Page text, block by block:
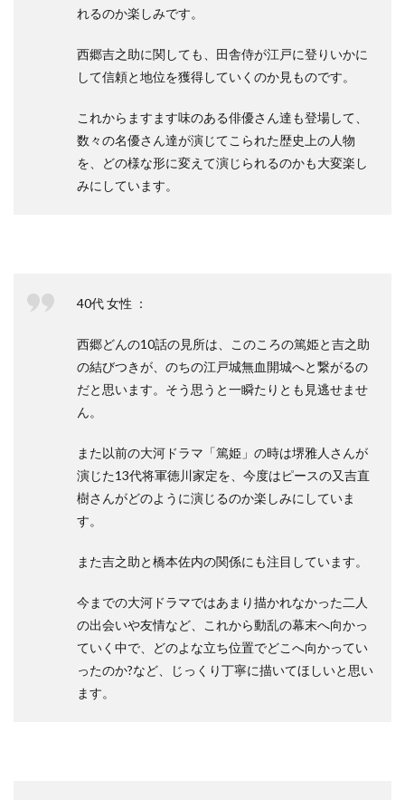
れるのか楽しみです。
西郷吉之助に関しても、田舎侍が江戸に登りいかに
して信頼と地位を獲得していくのか見ものです。
これからますます味のある俳優さん達も登場して、
数々の名優さん達が演じてこられた歴史上の人物
を、どの様な形に変えて演じられるのかも大変楽し
みにしています。
40代 女性 ：
西郷どんの10話の見所は、このころの篤姫と吉之助
の結びつきが、のちの江戸城無血開城へと繋がるの
だと思います。そう思うと一瞬たりとも見逃せませ
ん。
また以前の大河ドラマ「篤姫」の時は堺雅人さんが
演じた13代将軍徳川家定を、今度はピースの又吉直
樹さんがどのように演じるのか楽しみにしていま
す。
また吉之助と橋本佐内の関係にも注目しています。
今までの大河ドラマではあまり描かれなかった二人
の出会いや友情など、これから動乱の幕末へ向かっ
ていく中で、どのよな立ち位置でどこへ向かってい
ったのか?など、じっくり丁寧に描いてほしいと思い
ます。